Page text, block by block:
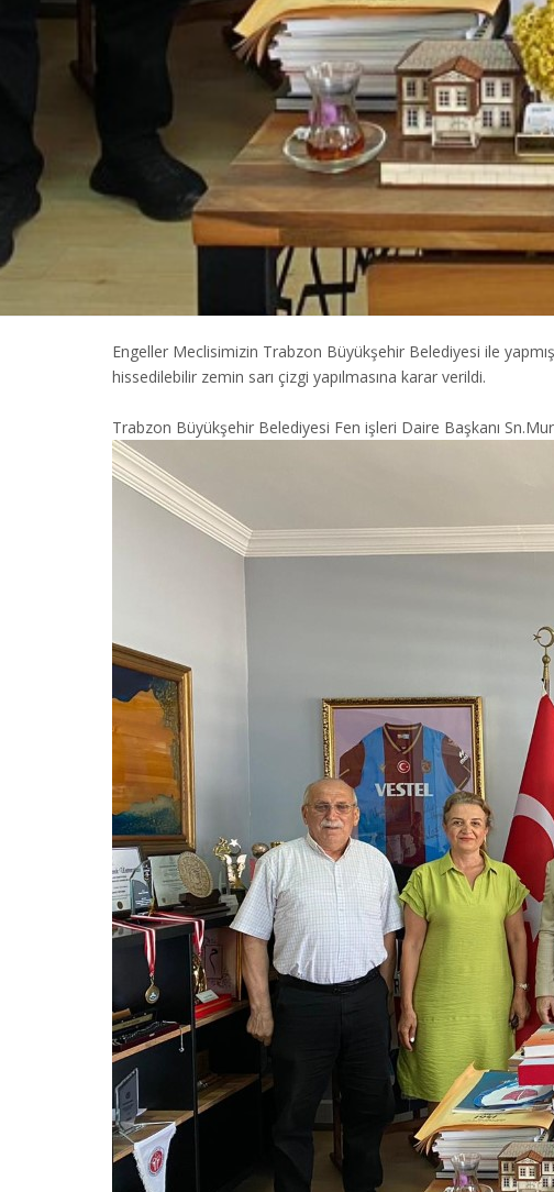
Engeller Meclisimizin Trabzon Büyükşehir Belediyesi ile
hissedilebilir zemin sarı çizgi yapılmasına karar verildi.
Trabzon Büyükşehir Belediyesi Fen işleri Daire Başkanı